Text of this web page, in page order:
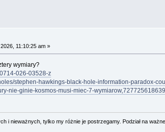
11:10:25 am »
wymiary?
026-03528-z
stephen-hawkings-black-hole-information-paradox-
nie-ginie-kosmos-musi-miec-7-
i nieważnych, tylko my różnie je postrzegamy. Podział na